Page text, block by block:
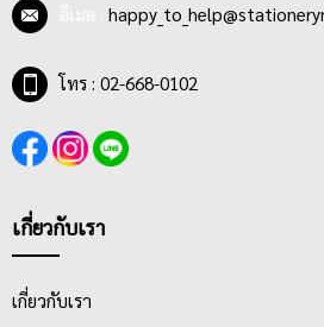
โทร : 02-668-0102
เกี่ยวกับเรา
เกี่ยวกับเรา